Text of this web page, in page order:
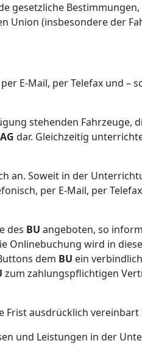
gesetzliche
(insbesondere der
E-Mail, per Telefax und –
stehenden Fahrzeuge,
AG dar. Gleichzeitig
an. Soweit in der
per E-Mail, per
des BU angeboten, so
Onlinebuchung wird in
dem BU ein
zum zahlungspflichtigen
Frist ausdrücklich vereinbart
und Leistungen in der